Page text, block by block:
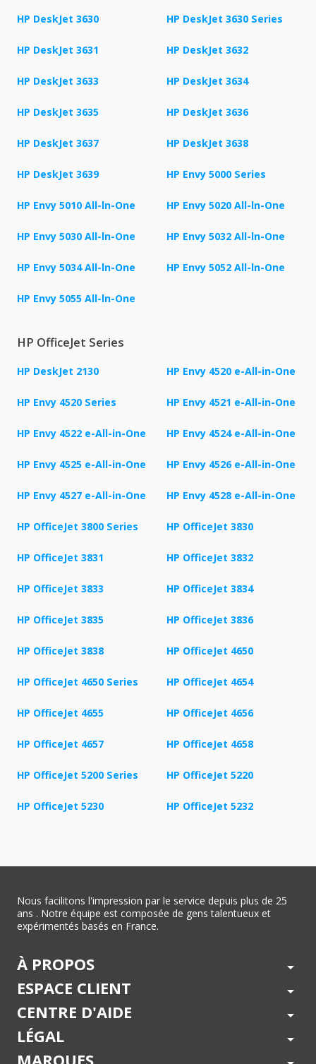
HP DeskJet 3630 HP DeskJet 3630 Series
HP DeskJet 3631 HP DeskJet 3632
HP DeskJet 3633 HP DeskJet 3634
HP DeskJet 3635 HP DeskJet 3636
HP DeskJet 3637 HP DeskJet 3638
HP DeskJet 3639 HP Envy 5000 Series
HP Envy 5010 All-ln-One HP Envy 5020 All-ln-One
HP Envy 5030 All-ln-One HP Envy 5032 All-ln-One
HP Envy 5034 All-ln-One HP Envy 5052 All-ln-One
HP Envy 5055 All-ln-One
HP OfficeJet Series
HP DeskJet 2130 HP Envy 4520 e-All-in-One
HP Envy 4520 Series HP Envy 4521 e-All-in-One
HP Envy 4522 e-All-in-One HP Envy 4524 e-All-in-One
HP Envy 4525 e-All-in-One HP Envy 4526 e-All-in-One
HP Envy 4527 e-All-in-One HP Envy 4528 e-All-in-One
HP OfficeJet 3800 Series HP OfficeJet 3830
HP OfficeJet 3831 HP OfficeJet 3832
HP OfficeJet 3833 HP OfficeJet 3834
HP OfficeJet 3835 HP OfficeJet 3836
HP OfficeJet 3838 HP OfficeJet 4650
HP OfficeJet 4650 Series HP OfficeJet 4654
HP OfficeJet 4655 HP OfficeJet 4656
HP OfficeJet 4657 HP OfficeJet 4658
HP OfficeJet 5200 Series HP OfficeJet 5220
HP OfficeJet 5230 HP OfficeJet 5232
Nous facilitons l'impression par le service depuis plus de 25
ans . Notre équipe est composée de gens talentueux et
expérimentés basés en France.
À PROPOS arrow_drop_down
ESPACE CLIENT arrow_drop_down
CENTRE D'AIDE arrow_drop_down
LÉGAL arrow_drop_down